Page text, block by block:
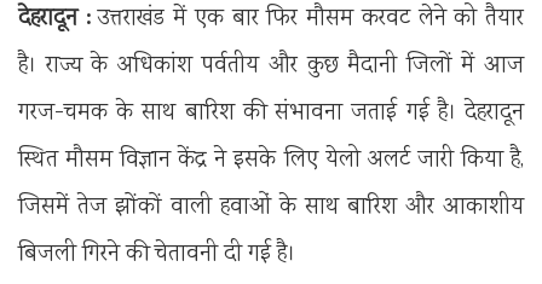
देहरादून :उत्तराखंड में एक बार फिर मौसम करवट लेने को तैयार
है। राज्य के अधिकांश पर्वतीय और कुछ मैदानी जिलों में आज
गरज-चमक के साथ बारिश की संभावना जताई गई है। देहरादून
स्थित मौसम विज्ञान केंद्र ने इसके लिए येलो अलर्ट जारी किया है,
जिसमें तेज झोंकों वाली हवाओं के साथ बारिश और आकाशीय
बिजली गिरने की चेतावनी दी गई है।